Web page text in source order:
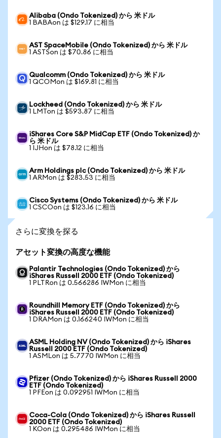
Alibaba (Ondo Tokenized) から 米ドル
1 BABAon は $129.17 に相当
AST SpaceMobile (Ondo Tokenized) から 米ドル
1 ASTSon は $70.86 に相当
Qualcomm (Ondo Tokenized) から 米ドル
1 QCOMon は $169.81 に相当
Lockheed (Ondo Tokenized) から 米ドル
1 LMTon は $593.87 に相当
iShares Core S&P MidCap ETF (Ondo Tokenized) か
ら 米ドル
1 IJHon は $78.12 に相当
Arm Holdings plc (Ondo Tokenized) から 米ドル
1 ARMon は $283.53 に相当
Cisco Systems (Ondo Tokenized) から 米ドル
1 CSCOon は $123.16 に相当
さらに変換を探る
アセット変換の高度な機能
Palantir Technologies (Ondo Tokenized) から
iShares Russell 2000 ETF (Ondo Tokenized)
1 PLTRon は 0.566286 IWMon に相当
Roundhill Memory ETF (Ondo Tokenized) から
iShares Russell 2000 ETF (Ondo Tokenized)
1 DRAMon は 0.166240 IWMon に相当
ASML Holding NV (Ondo Tokenized) から iShares
Russell 2000 ETF (Ondo Tokenized)
1 ASMLon は 5.7770 IWMon に相当
Pfizer (Ondo Tokenized) から iShares Russell 2000
ETF (Ondo Tokenized)
1 PFEon は 0.092951 IWMon に相当
Coca-Cola (Ondo Tokenized) から iShares Russell
2000 ETF (Ondo Tokenized)
1 KOon は 0.295486 IWMon に相当